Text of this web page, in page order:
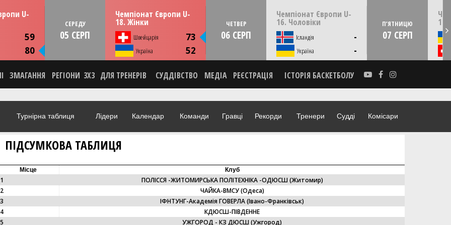
U-
59
80
13:30
СЕРЕДУ
05 СЕРП
Чемпіонат Європи U-
18. Жінки
Швейцарія 73
Україна 52
СЕРЕДУ 05 серпня 13:30
Тулча, Румунія
НОВИНА
ВІДЕО
ЧЕТВЕР
06 СЕРП
Чемпіонат Європи U-
16. Чоловіки
Ісландія -
Україна -
ЧЕТВЕР 06 серпня 22:00
Скоп'є, Пів. Македонія ПʼЯТНИЦЮ
07 СЕРП
16.
ЗМАГАННЯ РЕГІОНИ 3X3 ДЛЯ ТРЕНЕРІВ СУДДІВСТВО МЕДІА РЕЄСТРАЦІЯ ІСТОРІЯ БАСКЕТБОЛУ
Турнірна таблиця Лідери Календар Команди Гравці Рекорди Тренери Судді Комісари
ПІДСУМКОВА ТАБЛИЦЯ
Місце Клуб
1
ПОЛІССЯ -ЖИТОМИРСЬКА ПОЛІТЕХНІКА -ОДЮСШ (Житомир)
2
ЧАЙКА-ВМСУ (Одеса)
3
ІФНТУНГ-Академія ГОВЕРЛА (Івано-Франківськ)
4
КДЮСШ-ПІВДЕННЕ
5
УЖГОРОД - КЗ ДЮСШ (Ужгород)